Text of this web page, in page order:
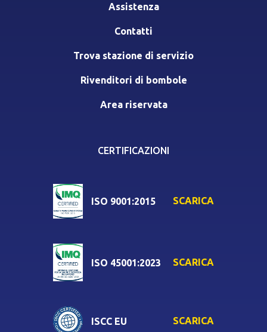
Assistenza
Contatti
Trova stazione di servizio
Rivenditori di bombole
Area riservata
CERTIFICAZIONI
ISO 9001:2015 SCARICA
ISO 45001:2023 SCARICA
ISCC EU SCARICA